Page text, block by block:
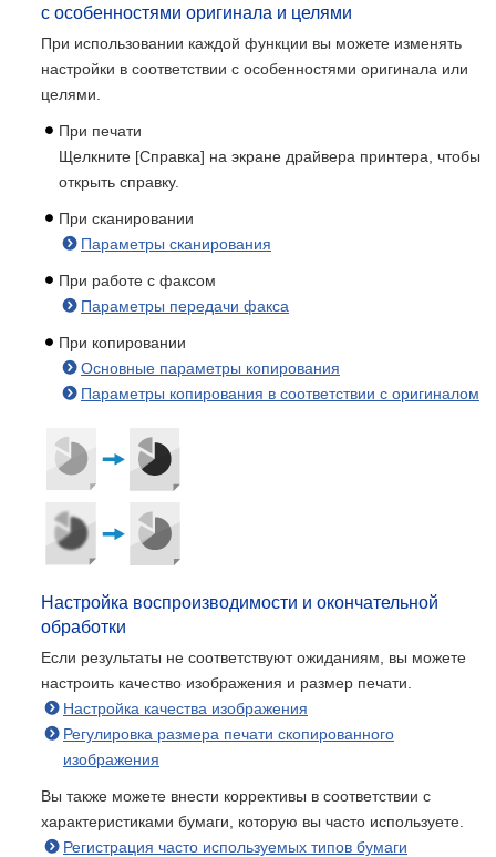
с особенностями оригинала и целями
При использовании каждой функции вы можете изменять
настройки в соответствии с особенностями оригинала или
целями.
При печати
Щелкните [Справка] на экране драйвера принтера, чтобы
открыть справку.
При сканировании
Параметры сканирования
При работе с факсом
Параметры передачи факса
При копировании
Основные параметры копирования
Параметры копирования в соответствии с оригиналом
Настройка воспроизводимости и окончательной
обработки
Если результаты не соответствуют ожиданиям, вы можете
настроить качество изображения и размер печати.
Настройка качества изображения
Регулировка размера печати скопированного
изображения
Вы также можете внести коррективы в соответствии с
характеристиками бумаги, которую вы часто используете.
Регистрация часто используемых типов бумаги